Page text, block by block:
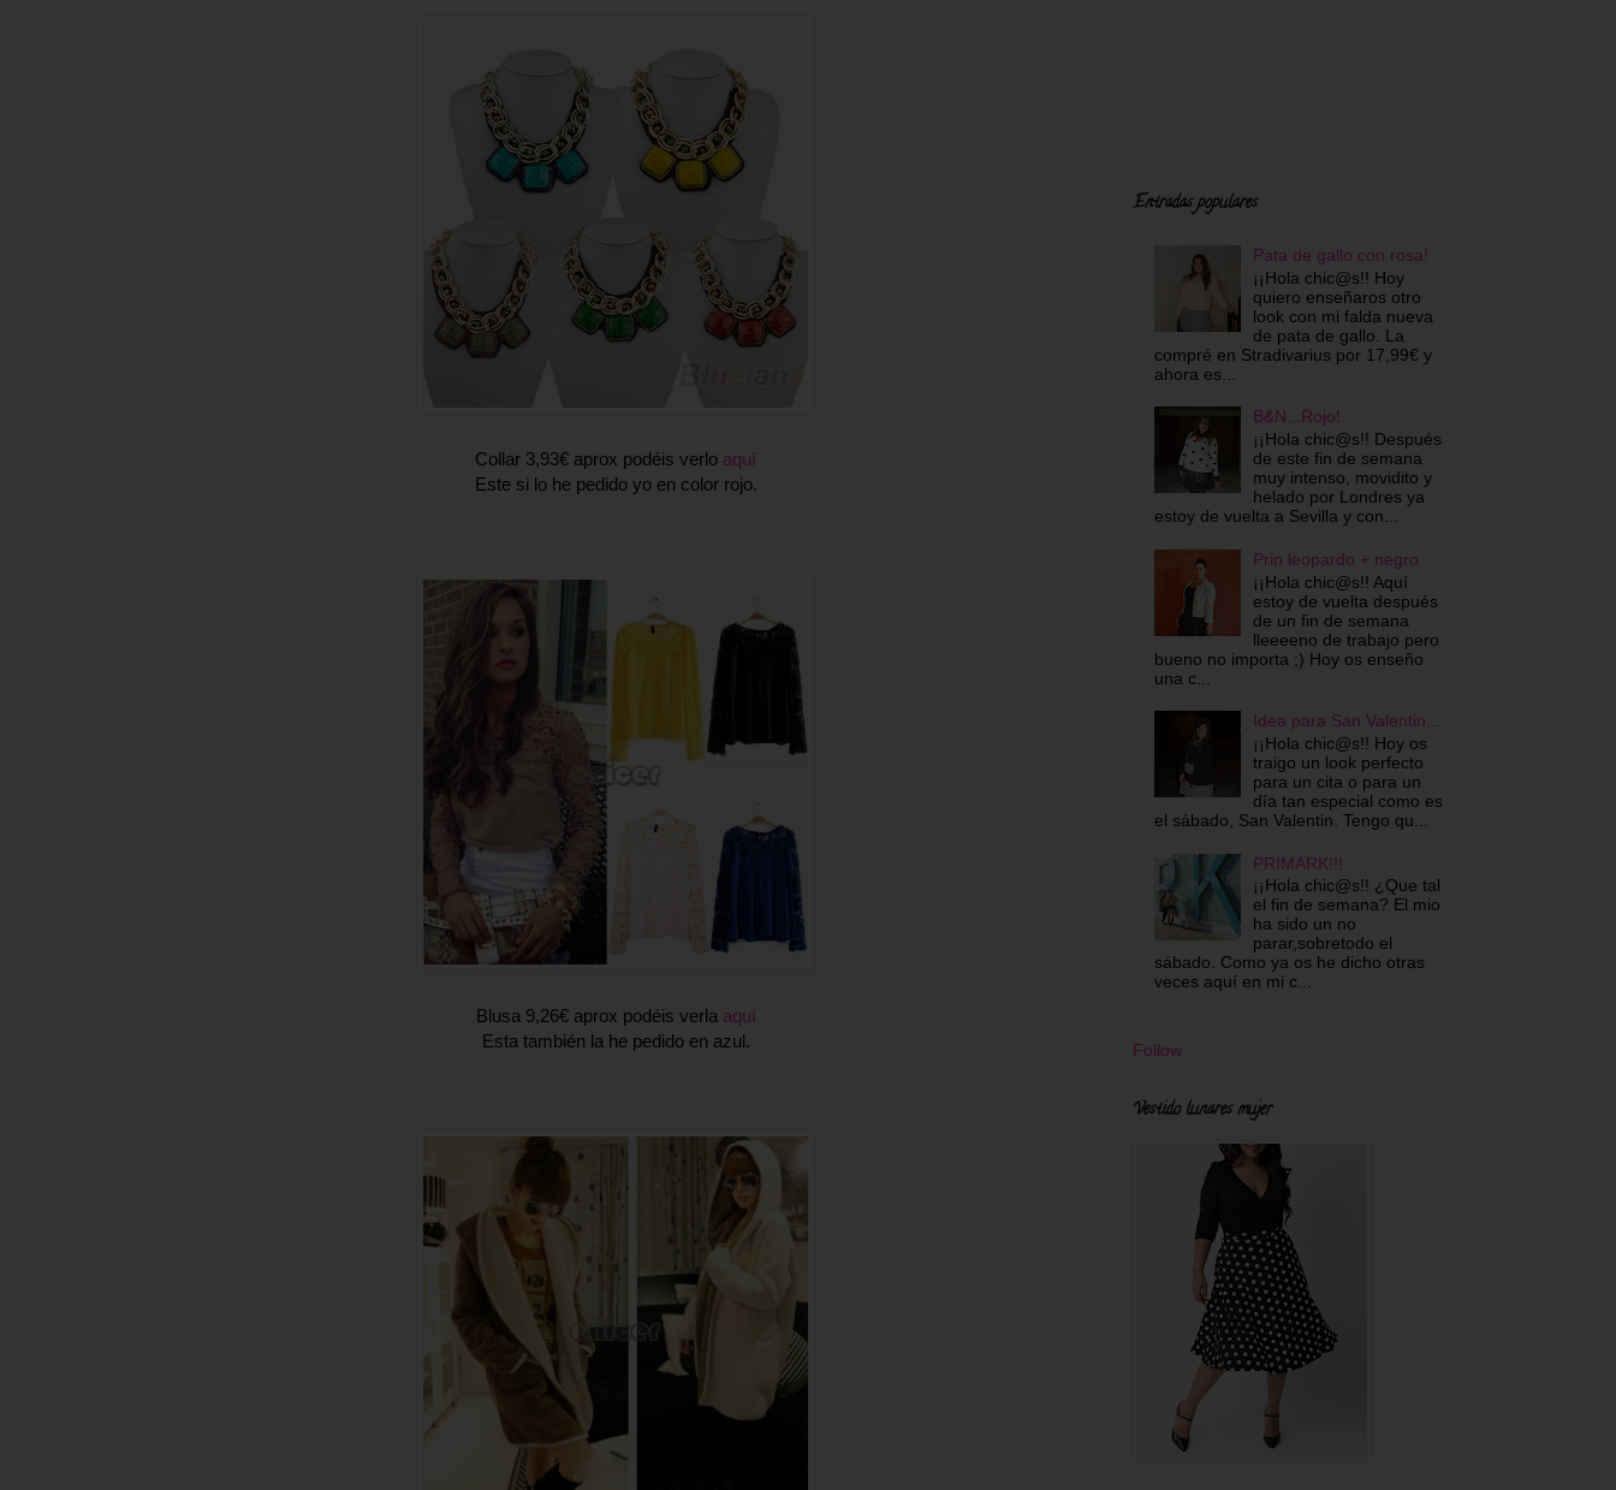
Collar 3,93€ aprox podéis verlo aquí
Este si lo he pedido yo en color rojo.
Blusa 9,26€ aprox podéis verla aquí
Esta también la he pedido en azul.
Entradas populares
Pata de gallo con rosa!
¡¡Hola chic@s!! Hoy
quiero enseñaros otro
look con mi falda nueva
de pata de gallo. La
compré en Stradivarius por 17,99€ y
ahora es...
B&N...Rojo!
¡¡Hola chic@s!! Después
de este fin de semana
muy intenso, movidito y
helado por Londres ya
estoy de vuelta a Sevilla y con...
Prin leopardo + negro
¡¡Hola chic@s!! Aquí
estoy de vuelta después
de un fin de semana
lleeeeno de trabajo pero
bueno no importa ;) Hoy os enseño
una c...
Idea para San Valentin...
¡¡Hola chic@s!! Hoy os
traigo un look perfecto
para un cita o para un
día tan especial como es
el sábado, San Valentin. Tengo qu...
PRIMARK!!!
¡¡Hola chic@s!! ¿Que tal
el fin de semana? El mio
ha sido un no
parar,sobretodo el
sábado. Como ya os he dicho otras
veces aquí en mi c...
Follow
Vestido lunares mujer